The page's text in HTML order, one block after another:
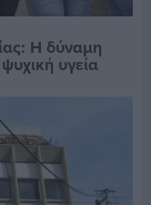
Η δύναμη
υγεία